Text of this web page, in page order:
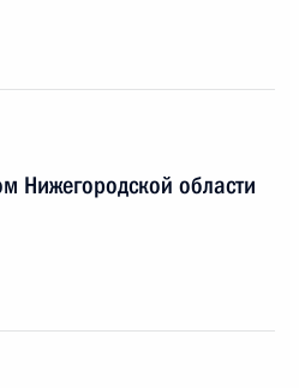
Нижегородской области